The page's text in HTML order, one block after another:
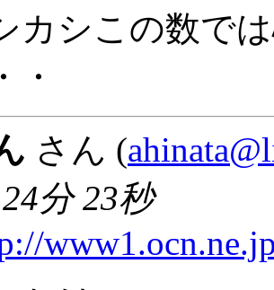
カシこの数で
・
さん (
分 23秒